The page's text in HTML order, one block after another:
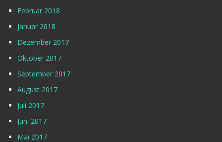
Februar 2018
Januar 2018
Dezember 2017
Oktober 2017
September 2017
August 2017
Juli 2017
Juni 2017
Mai 2017